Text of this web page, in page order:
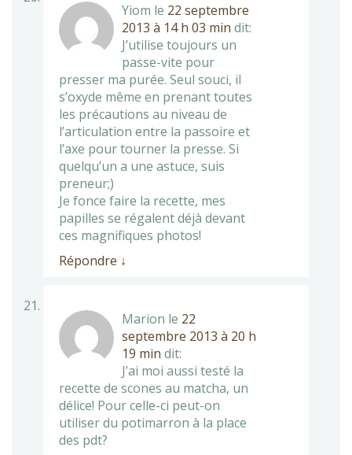
Yiom le 22 septembre
2013 à 14 h 03 min dit:
J’utilise toujours un
passe-vite pour
presser ma purée. Seul souci, il
s’oxyde même en prenant toutes
les précautions au niveau de
l’articulation entre la passoire et
l’axe pour tourner la presse. Si
quelqu’un a une astuce, suis
preneur;)
Je fonce faire la recette, mes
papilles se régalent déjà devant
ces magnifiques photos!
Répondre ↓
Marion le 22
septembre 2013 à 20 h
19 min dit:
J’ai moi aussi testé la
recette de scones au matcha, un
délice! Pour celle-ci peut-on
utiliser du potimarron à la place
des pdt?